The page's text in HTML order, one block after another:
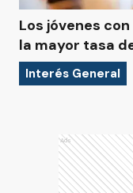
Los jóvenes
la mayor tasa
Interés General
Ads